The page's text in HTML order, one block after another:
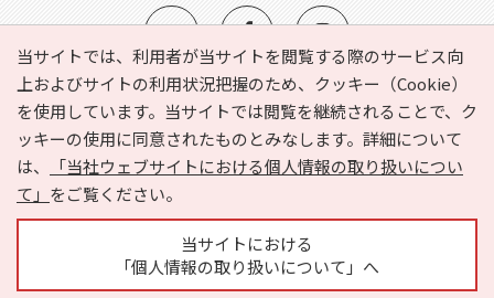
当サイトでは、利用者が当サイトを閲覧する際のサービス向
上およびサイトの利用状況把握のため、クッキー（Cookie）
を使用しています。当サイトでは閲覧を継続されることで、ク
ッキーの使用に同意されたものとみなします。詳細について
は、
「当社ウェブサイトにおける個人情報の取り扱いについ
て」 をご覧ください。
当サイトにおける
「個人情報の取り扱いについて」へ
e-NAVITA（イーナビタ）とは？ お気に入り
ヘルプ
利用規約
個人情報の取り扱いについて
運営会社
サイトマップ
広告掲載に関するお問い合わせ